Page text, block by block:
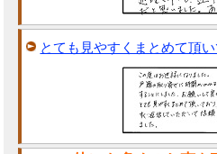
とても見やすくまとめて頂